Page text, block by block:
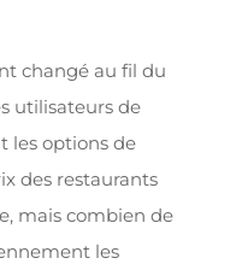
changé au fil du
utilisateurs de
les options de
des restaurants
mais combien de
les